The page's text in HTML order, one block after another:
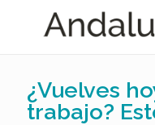
¿Vuelves
trabajo?